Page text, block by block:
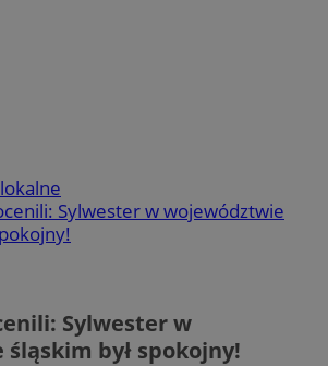
Sylwester w województwie
Sylwester w
był spokojny!